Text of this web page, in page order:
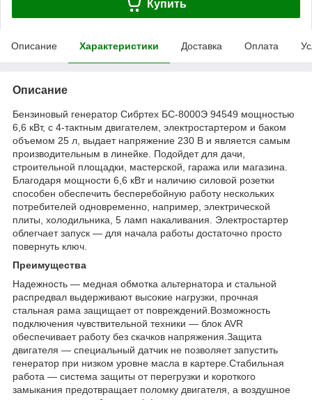
Купить
Описание Характеристики Доставка Оплата
Описание
Бензиновый генератор Сибртех БС-8000Э 94549 мощностью
6,6 кВт, с 4-тактным двигателем, электростартером и баком
объемом 25 л, выдает напряжение 230 В и является самым
производительным в линейке. Подойдет для дачи,
строительной площадки, мастерской, гаража или магазина.
Благодаря мощности 6,6 кВт и наличию силовой розетки
способен обеспечить бесперебойную работу нескольких
потребителей одновременно, например, электрической
плиты, холодильника, 5 ламп накаливания. Электростартер
облегчает запуск — для начала работы достаточно просто
повернуть ключ.
Преимущества
Надежность — медная обмотка альтернатора и стальной
распредвал выдерживают высокие нагрузки, прочная
стальная рама защищает от повреждений.Возможность
подключения чувствительной техники — блок AVR
обеспечивает работу без скачков напряжения.Защита
двигателя — специальный датчик не позволяет запустить
генератор при низком уровне масла в картере.Стабильная
работа — система защиты от перегрузки и короткого
замыкания предотвращает поломку двигателя, а воздушное